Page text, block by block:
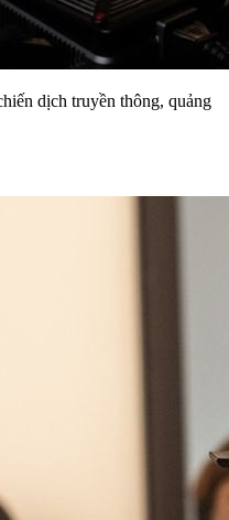
dịch truyền thông, quảng